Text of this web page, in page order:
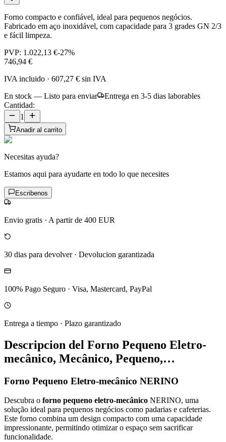
Forno compacto e confiável, ideal para pequenos negócios.
Fabricado em aço inoxidável, com capacidade para 3 grades GN 2/3
e fácil limpeza.
PVP: 1.022,13 €-27%
746,94 €
IVA incluido · 607,27 € sin IVA
En stock — Listo para enviar
Entrega en 3-5 dias laborables
Cantidad:
1
Anadir al carrito
Necesitas ayuda?
Estamos aqui para ayudarte en todo lo que necesites
Escribenos
Envio gratis · A partir de 400 EUR
30 dias para devolver· Devolucion garantizada
100% Pago Seguro · Visa, Mastercard, PayPal
Entrega a tiempo · Plazo garantizado
Descripcion del Forno Pequeno Eletro-
mecânico, Mecânico, Pequeno,…
Forno Pequeno Eletro-mecânico NERINO
Descubra o forno pequeno eletro-mecânico NERINO, uma
solução ideal para pequenos negócios como padarias e cafeterias.
Este forno combina um design compacto com uma capacidade
impressionante, permitindo otimizar o espaço sem sacrificar
funcionalidade.